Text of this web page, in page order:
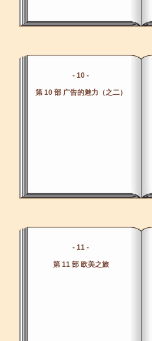
- 10 -
第 10 部 广告的魅力（之二）
- 11 -
第 11 部 欧美之旅